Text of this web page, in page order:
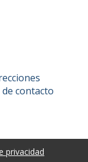
contacto
privacidad